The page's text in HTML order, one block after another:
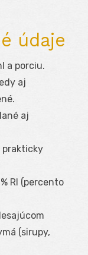
údaje
a porciu.
aj
aj
prakticky
RI (percento
(sirupy,